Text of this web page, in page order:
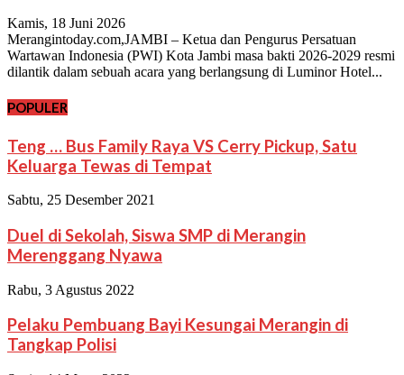
Kamis, 18 Juni 2026
Merangintoday.com,JAMBI – Ketua dan Pengurus Persatuan
Wartawan Indonesia (PWI) Kota Jambi masa bakti 2026-2029 resmi
dilantik dalam sebuah acara yang berlangsung di Luminor Hotel...
POPULER
Teng … Bus Family Raya VS Cerry Pickup, Satu
Keluarga Tewas di Tempat
Sabtu, 25 Desember 2021
Duel di Sekolah, Siswa SMP di Merangin
Merenggang Nyawa
Rabu, 3 Agustus 2022
Pelaku Pembuang Bayi Kesungai Merangin di
Tangkap Polisi